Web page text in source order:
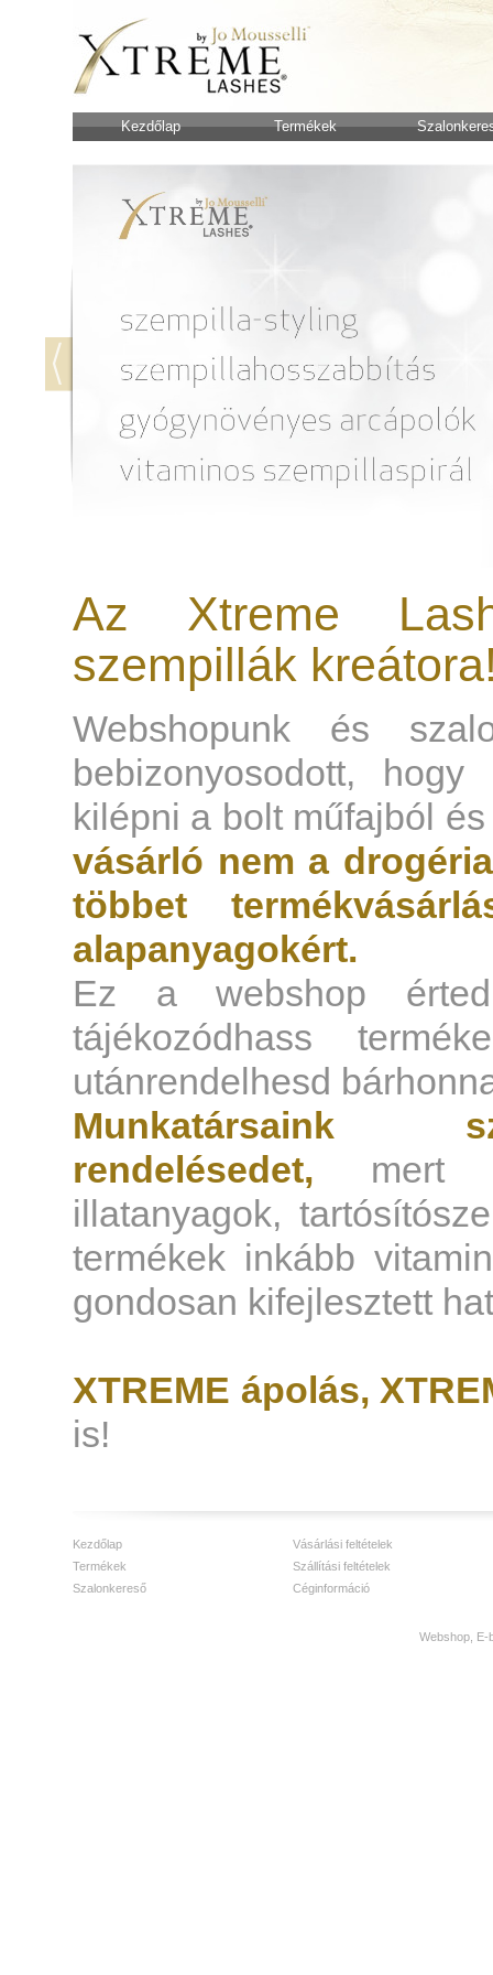
Kezdőlap Termékek
Az Xtreme
szempillák
Webshopunk és
bebizonyosodott,
kilépni a bolt műfajból
vásárló nem a
többet
alapanyagokért.
Ez a webshop
tájékozódhass
utánrendelhesd
Munkatársaink
rendelésedet, mert
illatanyagok,
termékek inkább
gondosan kifejlesztett
XTREME ápolás,
is!
Kezdőlap
Termékek
Szalonkereső
Vásárlási feltételek
Szállítási feltételek
Céginformáció
Webshop, E-